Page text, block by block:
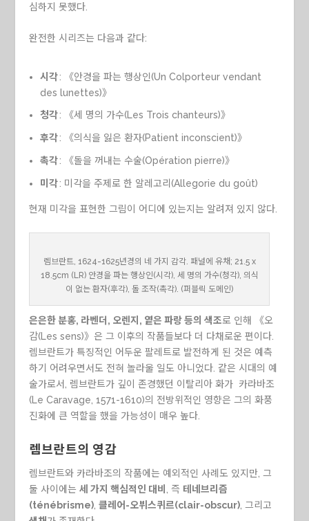
심하지 못했다.
완전한 시리즈는 다음과 같다:
시각: 《안경을 파는 행상인(Un Colporteur vendant
des lunettes)》
청각: 《세 명의 가수(Les Trois chanteurs)》
후각: 《의식을 잃은 환자(Patient inconscient)》
촉각: 《돌을 꺼내는 수술(Opération pierre)》
미각: 미각을 주제로 한 알레고리(Allegorie du goût)
현재 미각을 표현한 그림이 어디에 있는지는 알려져 있지 않다.
렘브란트, 1624-1625년경의 네 가지 감각. 패널에 유채; 21.5 x
18.5cm (LR) 안경을 파는 행상인(시각), 세 명의 가수(청각), 의식
이 없는 환자(후각), 돌 조작(촉각). (퍼블릭 도메인)
은은한 분홍, 라벤더, 오렌지, 옅은 파랑 등의 색조로 인해 《오
감(Les sens)》은 그 이후의 작품들보다 더 다채로운 편이다.
렘브란트가 특징적인 어두운 팔레트로 발전하게 된 것은 예측
하기 어려우면서도 전혀 놀라울 일도 아니었다. 같은 시대의 예
술가로서, 렘브란트가 깊이 존경했던 이탈리아 화가 카라바조
(Le Caravage, 1571-1610)의 전방위적인 영향은 그의 화풍
진화에 큰 역할을 했을 가능성이 매우 높다.
렘브란트의 영감
렘브란트와 카라바조의 작품에는 예외적인 사례도 있지만, 그
둘 사이에는세 가지 핵심적인 대비 , 즉테네브리즘
(ténébrisme) ,클레어-오뷔스퀴르(clair-obscur) , 그리고